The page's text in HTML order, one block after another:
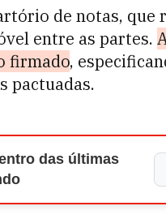
de notas, que
entre as partes.
firmado,
pactuadas.
das últimas